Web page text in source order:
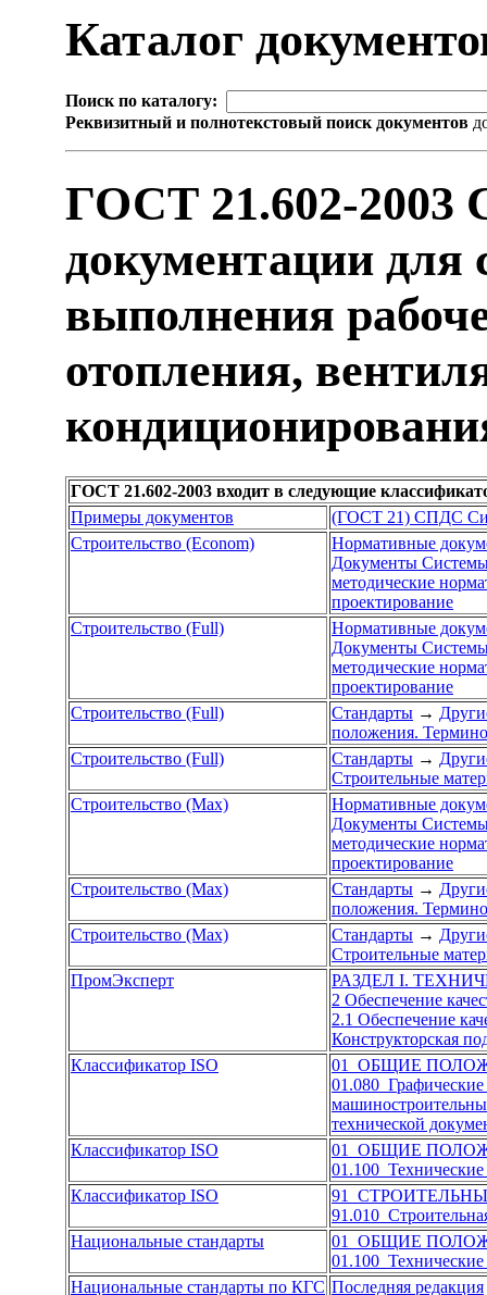
Каталог
Поиск по каталогу:
Реквизитный и полнотекстовый поиск документов
ГОСТ 21.602-2003
документации для
выполнения
отопления,
ГОСТ 21.602-2003 входит в следующие
Примеры документов
(ГОСТ 21) СПДС
Строительство (Econom)
Нормативные
Документы Системы
методические
проектирование
Строительство (Full)
Нормативные
Документы Системы
методические
проектирование
Строительство (Full)
Стандарты →
положения.
Строительство (Full)
Стандарты →
Строительные
Строительство (Max)
Нормативные
Документы Системы
методические
проектирование
Строительство (Max)
Стандарты →
положения.
Строительство (Max)
Стандарты →
Строительные
ПромЭксперт
РАЗДЕЛ I.
2 Обеспечение
2.1 Обеспечение
Конструкторская
Классификатор ISO
01 ОБЩИЕ
01.080 Графические
технической
Классификатор ISO
01 ОБЩИЕ
01.100
Классификатор ISO
91
91.010
Национальные стандарты
01 ОБЩИЕ
01.100
Национальные стандарты по КГС Последняя редакция